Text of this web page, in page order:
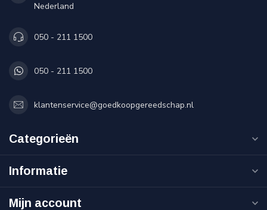
Nederland
050 - 211 1500
050 - 211 1500
klantenservice@goedkoopgereedschap.nl
Categorieën
Informatie
Mijn account